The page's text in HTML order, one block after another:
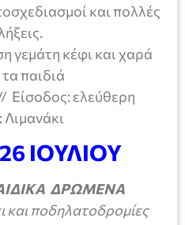
και πολλές
γεμάτη κέφι και χαρά
παιδιά
Είσοδος: ελεύθερη
ΙΟΥΛΙΟΥ
ΔΡΩΜΕΝΑ
και ποδηλατοδρομίες